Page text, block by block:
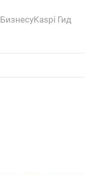
БизнесуKaspi Гид